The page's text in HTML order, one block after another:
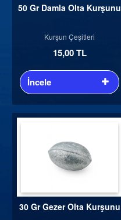
50 Gr Damla Olta Kurşunu
Kurşun Çeşitleri
15,00 TL
İncele
30 Gr Gezer Olta Kurşunu